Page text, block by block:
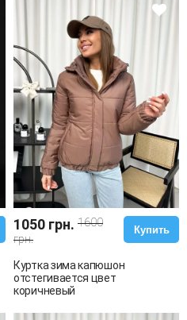
1050 грн. 1600
грн.
Купить
Куртка зима капюшон
отстегивается цвет
коричневый